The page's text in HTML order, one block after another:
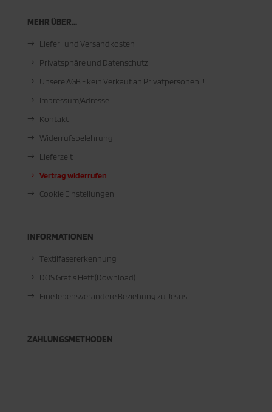
MEHR ÜBER...
Liefer- und Versandkosten
Privatsphäre und Datenschutz
Unsere AGB - kein Verkauf an Privatpersonen!!!
Impressum/Adresse
Kontakt
Widerrufsbelehrung
Lieferzeit
Vertrag widerrufen
Cookie Einstellungen
INFORMATIONEN
Textilfasererkennung
DOS Gratis Heft (Download)
Eine lebensverändere Beziehung zu Jesus
ZAHLUNGSMETHODEN